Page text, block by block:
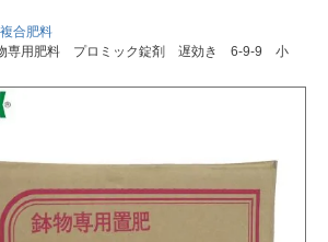
複合肥料
専用肥料 プロミック錠剤 遅効き 6-9-9 小